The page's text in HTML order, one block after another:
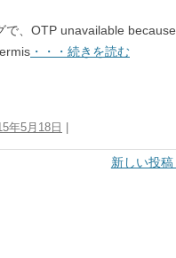
で、OTP unavailable because
・・・続きを読む
年5月18日
新しい投稿